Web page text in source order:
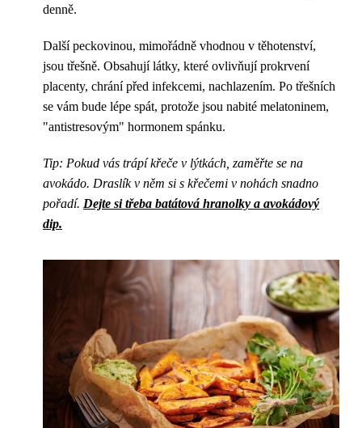
denně.
Další peckovinou, mimořádně vhodnou v těhotenství,
jsou třešně. Obsahují látky, které ovlivňují prokrvení
placenty, chrání před infekcemi, nachlazením. Po třešních
se vám bude lépe spát, protože jsou nabité melatoninem,
"antistresovým" hormonem spánku.
Tip: Pokud vás trápí křeče v lýtkách, zaměřte se na
avokádo. Draslík v něm si s křečemi v nohách snadno
pořadí. Dejte si třeba batátová hranolky a avokádový
dip.